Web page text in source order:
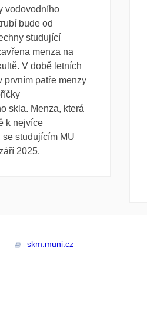
vodovodního
bude od
studující
menza na
V době letních
prvním patře menzy
skla. Menza, která
k nejvíce
se studujícím MU
2025.
skm.muni.cz